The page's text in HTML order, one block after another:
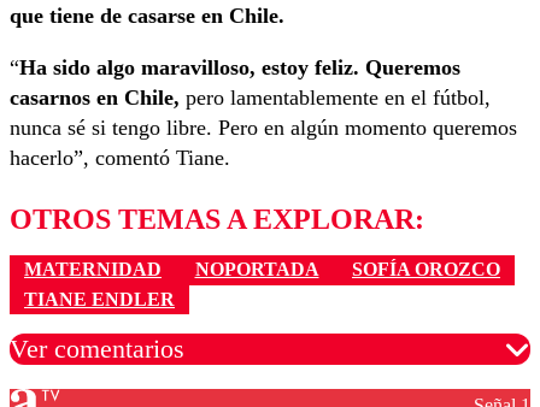
que tiene de casarse en Chile.
“Ha sido algo maravilloso, estoy feliz. Queremos
casarnos en Chile, pero lamentablemente en el fútbol,
nunca sé si tengo libre. Pero en algún momento queremos
hacerlo”, comentó Tiane.
OTROS TEMAS A EXPLORAR:
MATERNIDAD NOPORTADA
SOFÍA OROZCO
TIANE ENDLER
Ver comentarios